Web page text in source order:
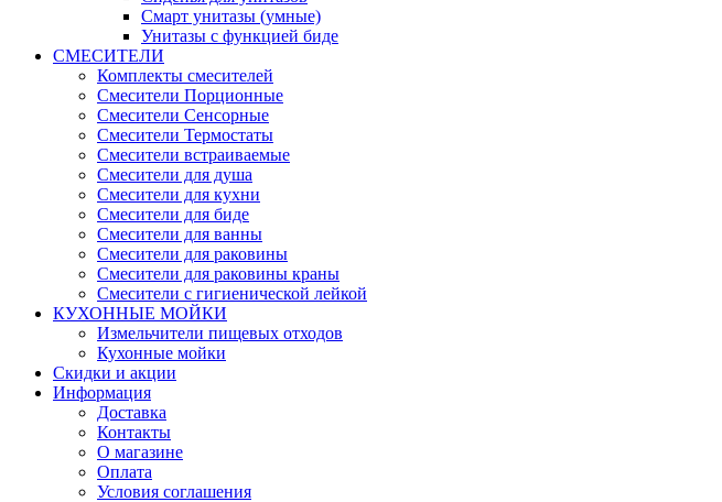
Смарт унитазы (умные)
Унитазы с функцией биде
СМЕСИТЕЛИ
Комплекты смесителей
Смесители Порционные
Смесители Сенсорные
Смесители Термостаты
Смесители встраиваемые
Смесители для душа
Смесители для кухни
Смесители для биде
Смесители для ванны
Смесители для раковины
Смесители для раковины краны
Смесители с гигиенической лейкой
КУХОННЫЕ МОЙКИ
Измельчители пищевых отходов
Кухонные мойки
Скидки и акции
Информация
Доставка
Контакты
О магазине
Оплата
Условия соглашения